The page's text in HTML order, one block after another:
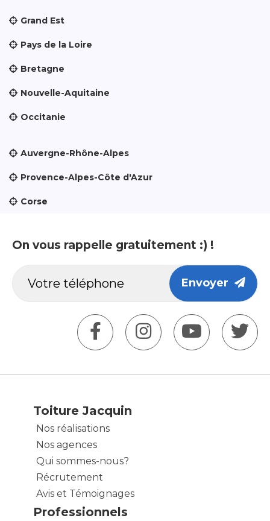
Grand Est
Pays de la Loire
Bretagne
Nouvelle-Aquitaine
Occitanie
Auvergne-Rhône-Alpes
Provence-Alpes-Côte d'Azur
Corse
On vous rappelle gratuitement :) !
Envoyer
Toiture Jacquin
Nos réalisations
Nos agences
Qui sommes-nous?
Récrutement
Avis et Témoignages
Professionnels